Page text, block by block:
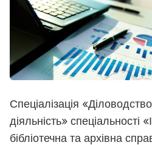
Спеціалізація
діяльність» спеціальності
бібліотечна та архівна